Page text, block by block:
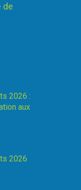
de
2026 :
aux
2026